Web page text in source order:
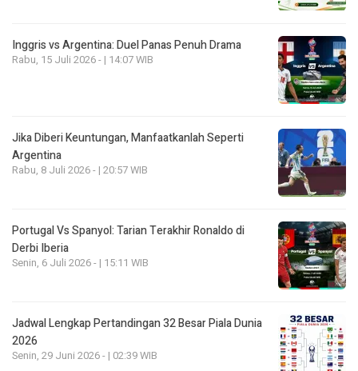
Inggris vs Argentina: Duel Panas Penuh Drama
Rabu, 15 Juli 2026 - | 14:07 WIB
Jika Diberi Keuntungan, Manfaatkanlah Seperti
Argentina
Rabu, 8 Juli 2026 - | 20:57 WIB
Portugal Vs Spanyol: Tarian Terakhir Ronaldo di
Derbi Iberia
Senin, 6 Juli 2026 - | 15:11 WIB
Jadwal Lengkap Pertandingan 32 Besar Piala Dunia
2026
Senin, 29 Juni 2026 - | 02:39 WIB